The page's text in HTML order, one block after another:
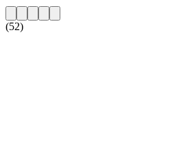
(52)